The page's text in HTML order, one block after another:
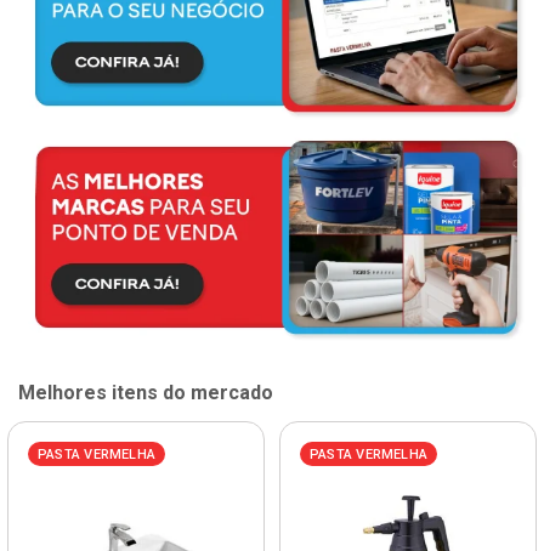
Melhores itens do mercado
PASTA VERMELHA PASTA VERMELHA